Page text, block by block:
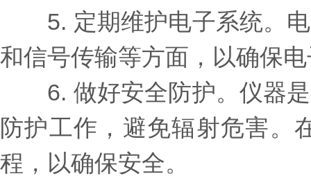
5. 定期维护电子系统。电
和信号传输等方面，以确保
6. 做好安全防护。仪器是
防护工作，避免辐射危害。
程，以确保安全。